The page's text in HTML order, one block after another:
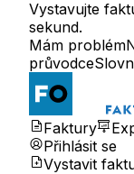
Vystavujte
sekund.
Mám problém
průvodce
Faktury
Přihlásit se
Vystavit